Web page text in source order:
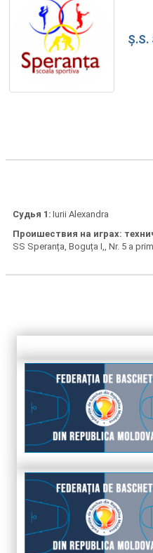
Ș.S.
Судья 1 Iurii Alexandra
Проишествия на играх:
SS Speranța, Boguța I,, Nr. 5 a